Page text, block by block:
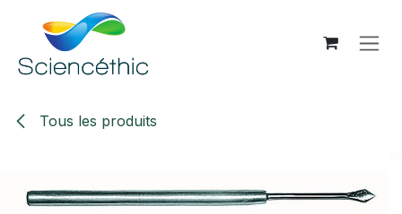
Se rendre au contenu
Tous les produits